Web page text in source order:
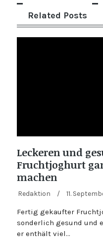
Related Posts
Leckeren und
Fruchtjoghurt
machen
Redaktion / 11.
Fertig gekaufter
sonderlich gesund und
er enthält viel…